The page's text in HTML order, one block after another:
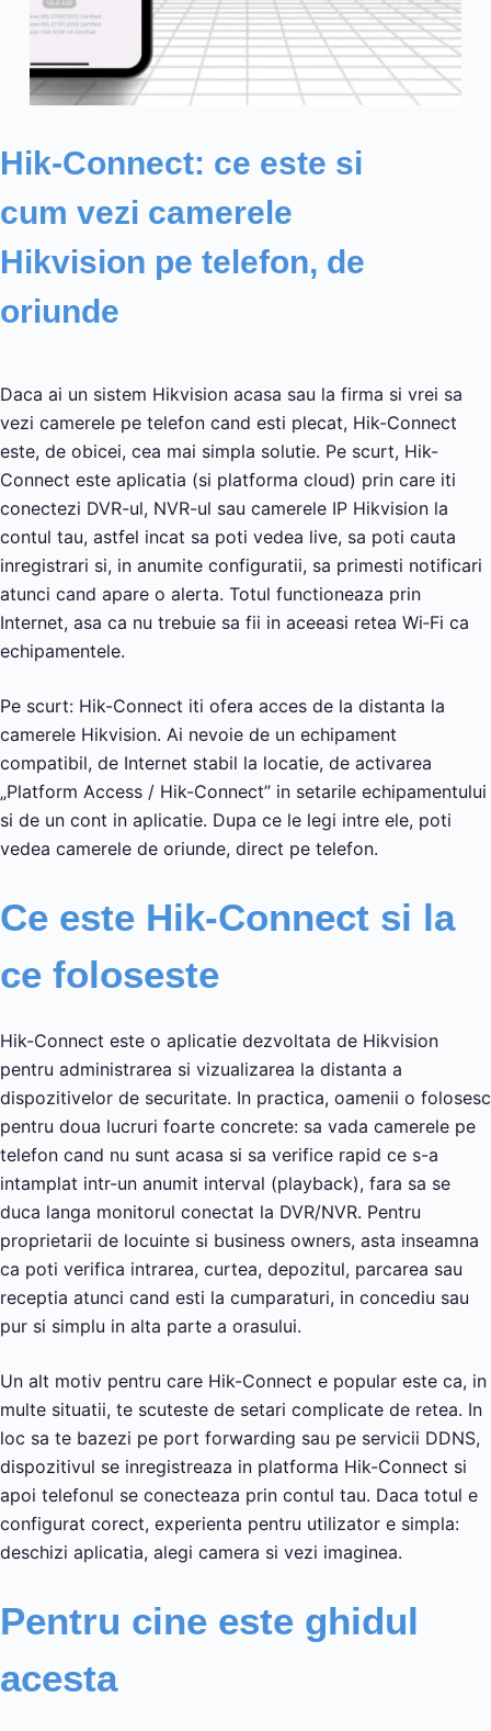
Hik-Connect: ce este si
cum vezi camerele
Hikvision pe telefon, de
oriunde
Daca ai un sistem Hikvision acasa sau la firma si vrei sa
vezi camerele pe telefon cand esti plecat, Hik-Connect
este, de obicei, cea mai simpla solutie. Pe scurt, Hik-
Connect este aplicatia (si platforma cloud) prin care iti
conectezi DVR-ul, NVR-ul sau camerele IP Hikvision la
contul tau, astfel incat sa poti vedea live, sa poti cauta
inregistrari si, in anumite configuratii, sa primesti notificari
atunci cand apare o alerta. Totul functioneaza prin
Internet, asa ca nu trebuie sa fii in aceeasi retea Wi‑Fi ca
echipamentele.
Pe scurt: Hik-Connect iti ofera acces de la distanta la
camerele Hikvision. Ai nevoie de un echipament
compatibil, de Internet stabil la locatie, de activarea
„Platform Access / Hik-Connect” in setarile echipamentului
si de un cont in aplicatie. Dupa ce le legi intre ele, poti
vedea camerele de oriunde, direct pe telefon.
Ce este Hik-Connect si la
ce foloseste
Hik-Connect este o aplicatie dezvoltata de Hikvision
pentru administrarea si vizualizarea la distanta a
dispozitivelor de securitate. In practica, oamenii o folosesc
pentru doua lucruri foarte concrete: sa vada camerele pe
telefon cand nu sunt acasa si sa verifice rapid ce s-a
intamplat intr-un anumit interval (playback), fara sa se
duca langa monitorul conectat la DVR/NVR. Pentru
proprietarii de locuinte si business owners, asta inseamna
ca poti verifica intrarea, curtea, depozitul, parcarea sau
receptia atunci cand esti la cumparaturi, in concediu sau
pur si simplu in alta parte a orasului.
Un alt motiv pentru care Hik-Connect e popular este ca, in
multe situatii, te scuteste de setari complicate de retea. In
loc sa te bazezi pe port forwarding sau pe servicii DDNS,
dispozitivul se inregistreaza in platforma Hik-Connect si
apoi telefonul se conecteaza prin contul tau. Daca totul e
configurat corect, experienta pentru utilizator e simpla:
deschizi aplicatia, alegi camera si vezi imaginea.
Pentru cine este ghidul
acesta